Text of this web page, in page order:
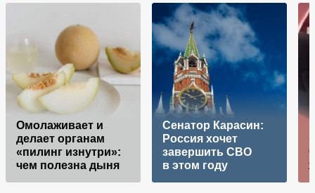
Омолаживает и
делает органам
«пилинг изнутри»:
чем полезна дыня
Сенатор Карасин:
Россия хочет
завершить СВО
в этом году